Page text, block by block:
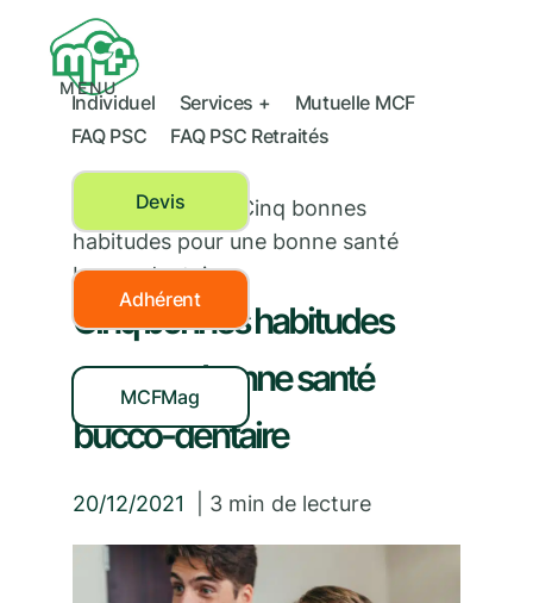
MENU
Individuel Services +
Mutuelle MCF
FAQ PSC
FAQ PSC Retraités
Devis
Adhérent
MCFMag
Santé dentaire
Cinq bonnes
habitudes pour une bonne santé
bucco-dentaire
Cinq bonnes habitudes
pour une bonne santé
bucco-dentaire
20/12/2021 3 min de lecture